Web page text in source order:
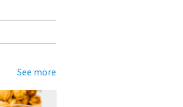
See more